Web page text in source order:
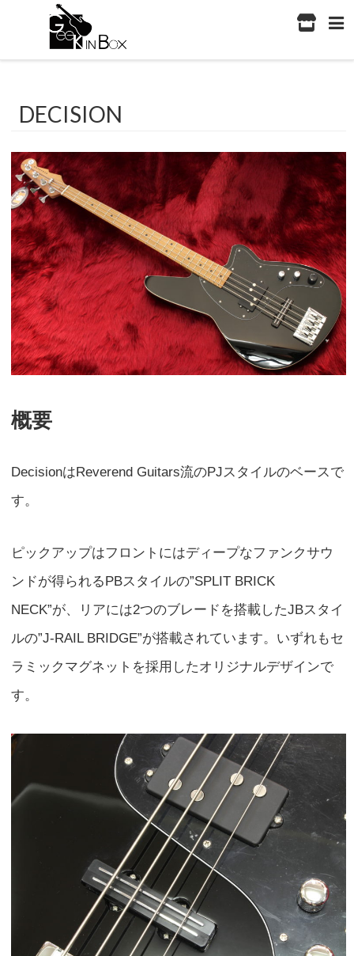
DECISION
概要
DecisionはReverend Guitars流のPJスタイルのベースで
す。
ピックアップはフロントにはディープなファンクサウ
ンドが得られるPBスタイルの”SPLIT BRICK
NECK”が、リアには2つのブレードを搭載したJBスタイ
ルの”J-RAIL BRIDGE”が搭載されています。いずれもセ
ラミックマグネットを採用したオリジナルデザインで
す。